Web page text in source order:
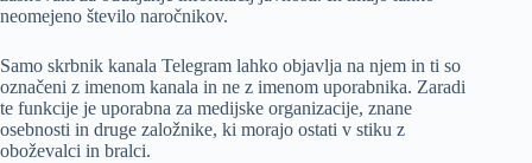
neomejeno število naročnikov.
Samo skrbnik kanala Telegram lahko objavlja na njem in ti so
označeni z imenom kanala in ne z imenom uporabnika. Zaradi
te funkcije je uporabna za medijske organizacije, znane
osebnosti in druge založnike, ki morajo ostati v stiku z
oboževalci in bralci.